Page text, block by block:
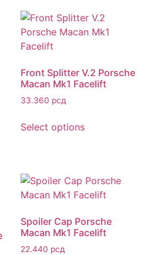
Front Splitter V.2 Porsche
Macan Mk1 Facelift
33.360 рсд
Select options
Spoiler Cap Porsche
Macan Mk1 Facelift
22.440 рсд